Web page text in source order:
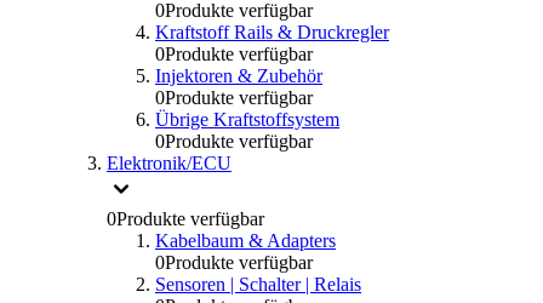
0Produkte verfügbar
Kraftstoff Rails & Druckregler
0Produkte verfügbar
Injektoren & Zubehör
0Produkte verfügbar
Übrige Kraftstoffsystem
0Produkte verfügbar
Elektronik/ECU
0Produkte verfügbar
Kabelbaum & Adapters
0Produkte verfügbar
Sensoren | Schalter | Relais